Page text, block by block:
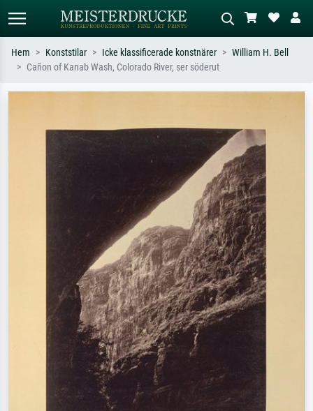
impressionism, Hokusai-våg, naken.
oljemålning, stående naken bredvid ett
träd.
Hem Konststilar Icke klassificerade konstnärer
William H. Bell
Cañon of Kanab Wash, Colorado River, ser söderut